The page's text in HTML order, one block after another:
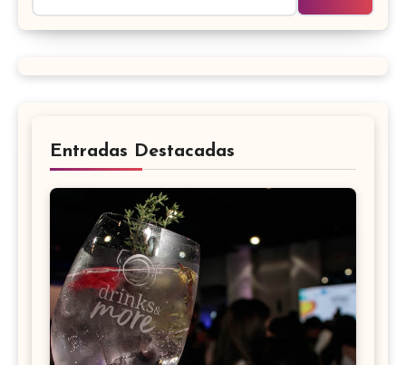
Entradas Destacadas